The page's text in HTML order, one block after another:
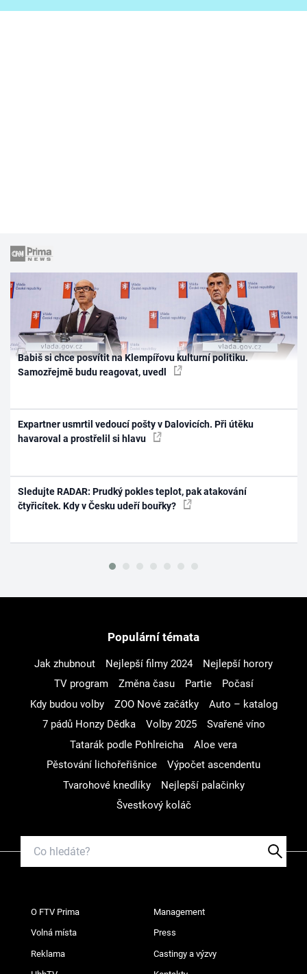
Babiš si chce posvítit na Klempířovu kulturní politiku.
Samozřejmě budu reagovat, uvedl
Expartner usmrtil vedoucí pošty v Dalovicích. Při útěku
havaroval a prostřelil si hlavu
Sledujte RADAR: Prudký pokles teplot, pak atakování
čtyřicítek. Kdy v Česku udeří bouřky?
Populární témata
Jak zhubnout Nejlepší filmy 2024
Nejlepší horory
TV program
Změna času Partie
Počasí
Kdy budou volby
ZOO Nové začátky
Auto – katalog
7 pádů Honzy Dědka
Volby 2025
Svařené víno
Tatarák podle Pohlreicha
Aloe vera
Pěstování lichořeřišnice
Výpočet ascendentu
Tvarohové knedlíky
Nejlepší palačinky
Švestkový koláč
O FTV Prima Management
Volná místa Press
Reklama Castingy a výzvy